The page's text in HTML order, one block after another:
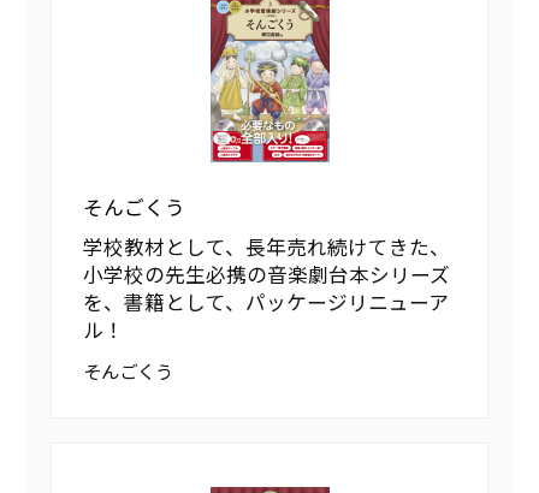
そんごくう
学校教材として、長年売れ続けてきた、
小学校の先生必携の音楽劇台本シリーズ
を、書籍として、パッケージリニューア
ル！
そんごくう